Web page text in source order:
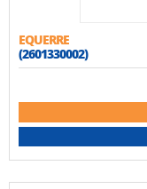
EQUERRE
(2601330002)